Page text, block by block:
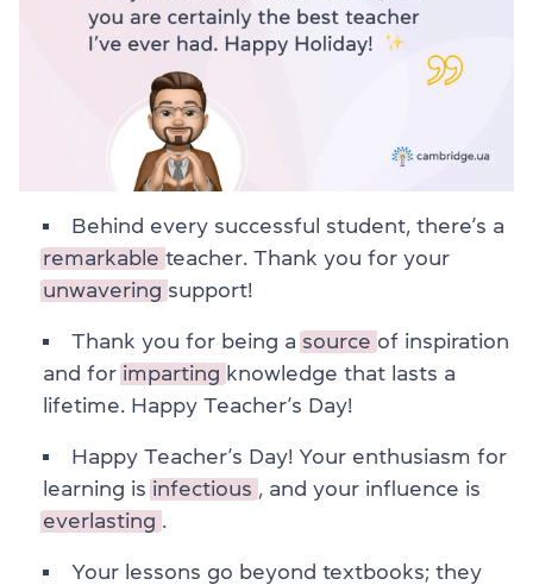
Behind every successful student, there’s a
remarkable teacher. Thank you for your
unwavering support!
Thank you for being a source of inspiration
and for imparting knowledge that lasts a
lifetime. Happy Teacher’s Day!
Happy Teacher’s Day! Your enthusiasm for
learning is infectious , and your influence is
everlasting .
Your lessons go beyond textbooks; they